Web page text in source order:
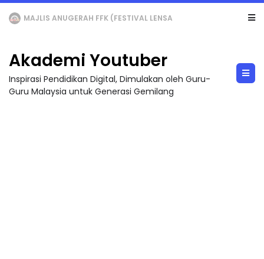
LIVE 🔴 [LIVE] MATEMATIK SR, WANG TAHUN 6 OLEH CIKGU ANITA #ALLINONE #141 #...
Akademi Youtuber
Inspirasi Pendidikan Digital, Dimulakan oleh Guru-
Guru Malaysia untuk Generasi Gemilang